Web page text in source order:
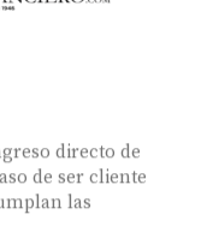
directo de
de ser cliente
las